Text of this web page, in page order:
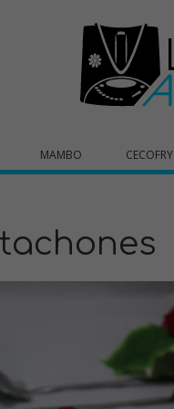
MAMBO CECOFRY